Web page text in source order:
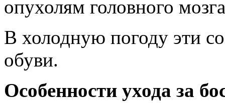
опухолям головного
В холодную погоду эти
обуви.
Особенности ухода за